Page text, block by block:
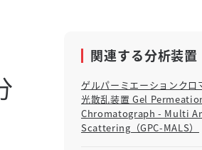
関連する分析装置
ゲルパーミエーションクロ
光散乱装置 Gel
Chromatograph - Multi
Scattering（GPC-MALS）